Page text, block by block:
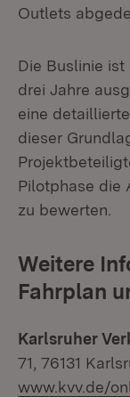
Outlets
Die Buslinie
drei Jahre
eine
dieser
Pilotphase die
zu bewerten.
Weitere
Fahrplan
Karlsruher
71, 76131
www.kvv.de/